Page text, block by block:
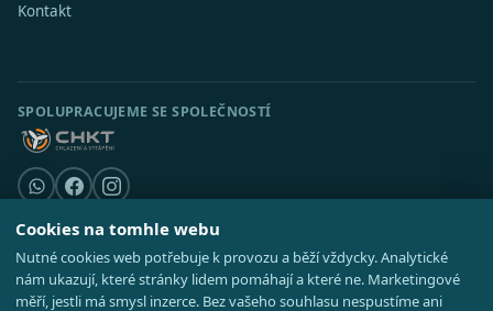
Kontakt
SPOLUPRACUJEME SE SPOLEČNOSTÍ
© 2026 Stavební středisko s.r.o. · IČO 08521514 ·Poradna·Kde působíme
·Realizace
GDPR ·Cookies·Nastavení cookies·Mapa webu
Cookies na tomhle webu
Nutné cookies web potřebuje k provozu a běží vždycky. Analytické
nám ukazují, které stránky lidem pomáhají a které ne. Marketingové
měří, jestli má smysl inzerce. Bez vašeho souhlasu nespustíme ani